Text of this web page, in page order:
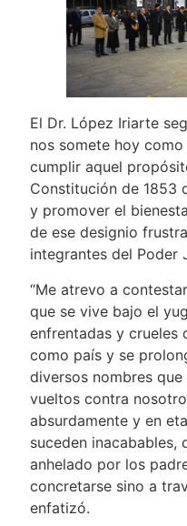
El Dr. López Iriarte
nos somete hoy
cumplir aquel
Constitución de 1853
y promover el
de ese designio
integrantes del Poder
“Me atrevo a
que se vive bajo el
enfrentadas y crueles
como país y se
diversos nombres
vueltos contra
absurdamente y en
suceden inacabables,
anhelado por los
concretarse sino a
enfatizó.